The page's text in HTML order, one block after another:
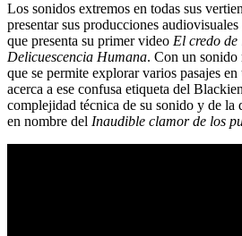
Los sonidos extremos en todas sus
presentar sus producciones
que presenta su primer video El credo de
Delicuescencia Humana. Con un sonido
que se permite explorar varios pasajes
acerca a ese confusa etiqueta del
complejidad técnica de su sonido y de la
en nombre del Inaudible clamor de los